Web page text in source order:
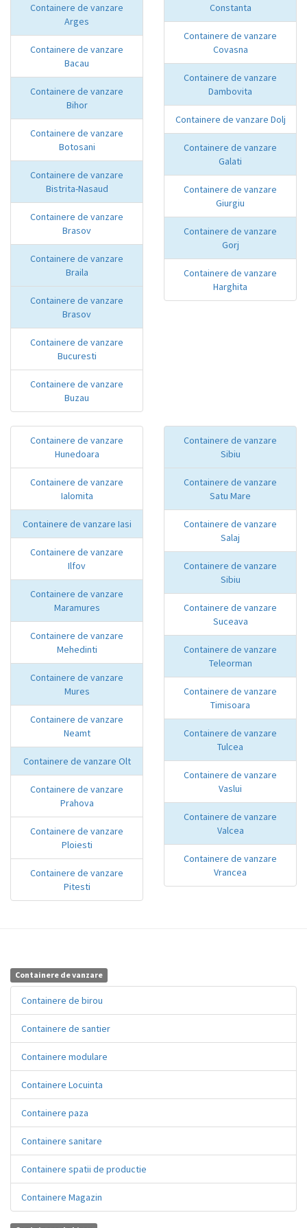
Containere de vanzare
Arges
Containere de vanzare
Bacau
Containere de vanzare
Bihor
Containere de vanzare
Botosani
Containere de vanzare
Bistrita-Nasaud
Containere de vanzare
Brasov
Containere de vanzare
Braila
Containere de vanzare
Brasov
Containere de vanzare
Bucuresti
Containere de vanzare
Buzau
Constanta
Containere de vanzare
Covasna
Containere de vanzare
Dambovita
Containere de vanzare Dolj
Containere de vanzare
Galati
Containere de vanzare
Giurgiu
Containere de vanzare
Gorj
Containere de vanzare
Harghita
Containere de vanzare
Hunedoara
Containere de vanzare
Ialomita
Containere de vanzare Iasi
Containere de vanzare
Ilfov
Containere de vanzare
Maramures
Containere de vanzare
Mehedinti
Containere de vanzare
Mures
Containere de vanzare
Neamt
Containere de vanzare Olt
Containere de vanzare
Prahova
Containere de vanzare
Ploiesti
Containere de vanzare
Pitesti
Containere de vanzare
Sibiu
Containere de vanzare
Satu Mare
Containere de vanzare
Salaj
Containere de vanzare
Sibiu
Containere de vanzare
Suceava
Containere de vanzare
Teleorman
Containere de vanzare
Timisoara
Containere de vanzare
Tulcea
Containere de vanzare
Vaslui
Containere de vanzare
Valcea
Containere de vanzare
Vrancea
Containere de vanzare
Containere de birou
Containere de santier
Containere modulare
Containere Locuinta
Containere paza
Containere sanitare
Containere spatii de productie
Containere Magazin